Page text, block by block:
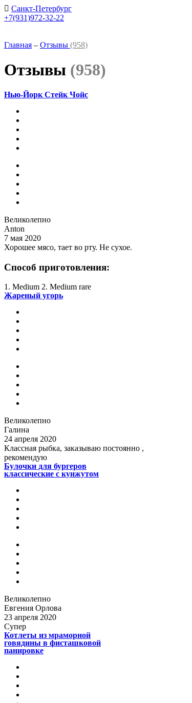
Санкт-Петербург
+7(931)972-32-22
Главная – Отзывы (958)
Отзывы (958)
Нью-Йорк Стейк Чойс
Великолепно
Anton
7 мая 2020
Хорошее мясо, тает во рту. Не сухое.
Способ приготовления:
1. Medium 2. Medium rare
Жареный угорь
Великолепно
Галина
24 апреля 2020
Классная рыбка, заказываю постоянно ,
рекомендую
Булочки для бургеров
классические с кунжутом
Великолепно
Евгения Орлова
23 апреля 2020
Супер
Котлеты из мраморной
говядины в фисташковой
панировке